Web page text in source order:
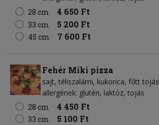
28 cm
4 650 Ft
33 cm 5 200 Ft
45 cm 7 600 Ft
Fehér Miki pizza
sajt téliszalámi kukorica főtt tojás
allergének: glutén, laktóz, tojás
28 cm
4 450 Ft
33 cm 5 100 Ft